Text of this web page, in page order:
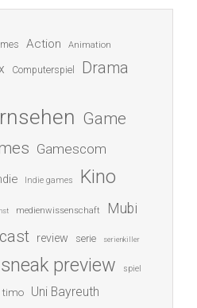
Action Animation
Computerspiel Drama
Game
Gamescom
Indie games Kino
medienwissenschaft Mubi
review serie serienkiller
sneak preview spiel
timo Uni Bayreuth